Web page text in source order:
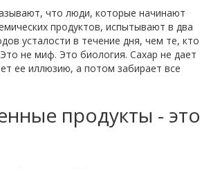
что люди, которые начинают
продуктов, испытывают в два
усталости в течение дня, чем те, кто
не миф. Это биология. Сахар не дает
ее иллюзию, а потом забирает все
продукты - это